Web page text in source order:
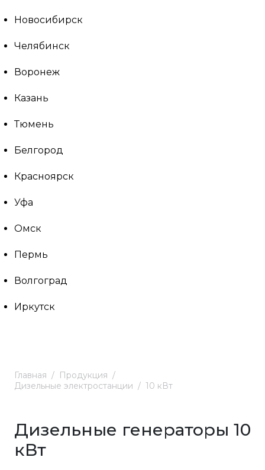
Новосибирск
Челябинск
Воронеж
Казань
Тюмень
Белгород
Красноярск
Уфа
Омск
Пермь
Волгоград
Иркутск
Главная
Продукция
Дизельные электростанции
10 кВт
Дизельные генераторы 10
кВт